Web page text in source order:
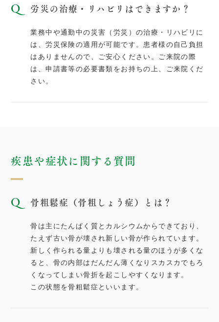
労災の治療・リハビリはできますか？
業務中や通勤中の災害（労災）の治療・リハビリに
は、労災保険の適用が可能です。患者様の自己負担
はありませんので、ご安心ください。ご来院の際
は、申請書等の必要書類をお持ちの上、ご来院くだ
さい。
疾患や症状に関する質問
骨粗鬆症（骨粗しょう症）とは？
骨は主にたんぱく質とカルシウムからできており、
たえず古い骨が壊され新しい骨が作られています。
新しく作られる量よりも壊される量のほうが多くな
ると、骨の内部はだんだん薄くなりスカスカでもろ
くなってしまい骨折を起こしやすくなります。
この状態を骨粗鬆症といいます。